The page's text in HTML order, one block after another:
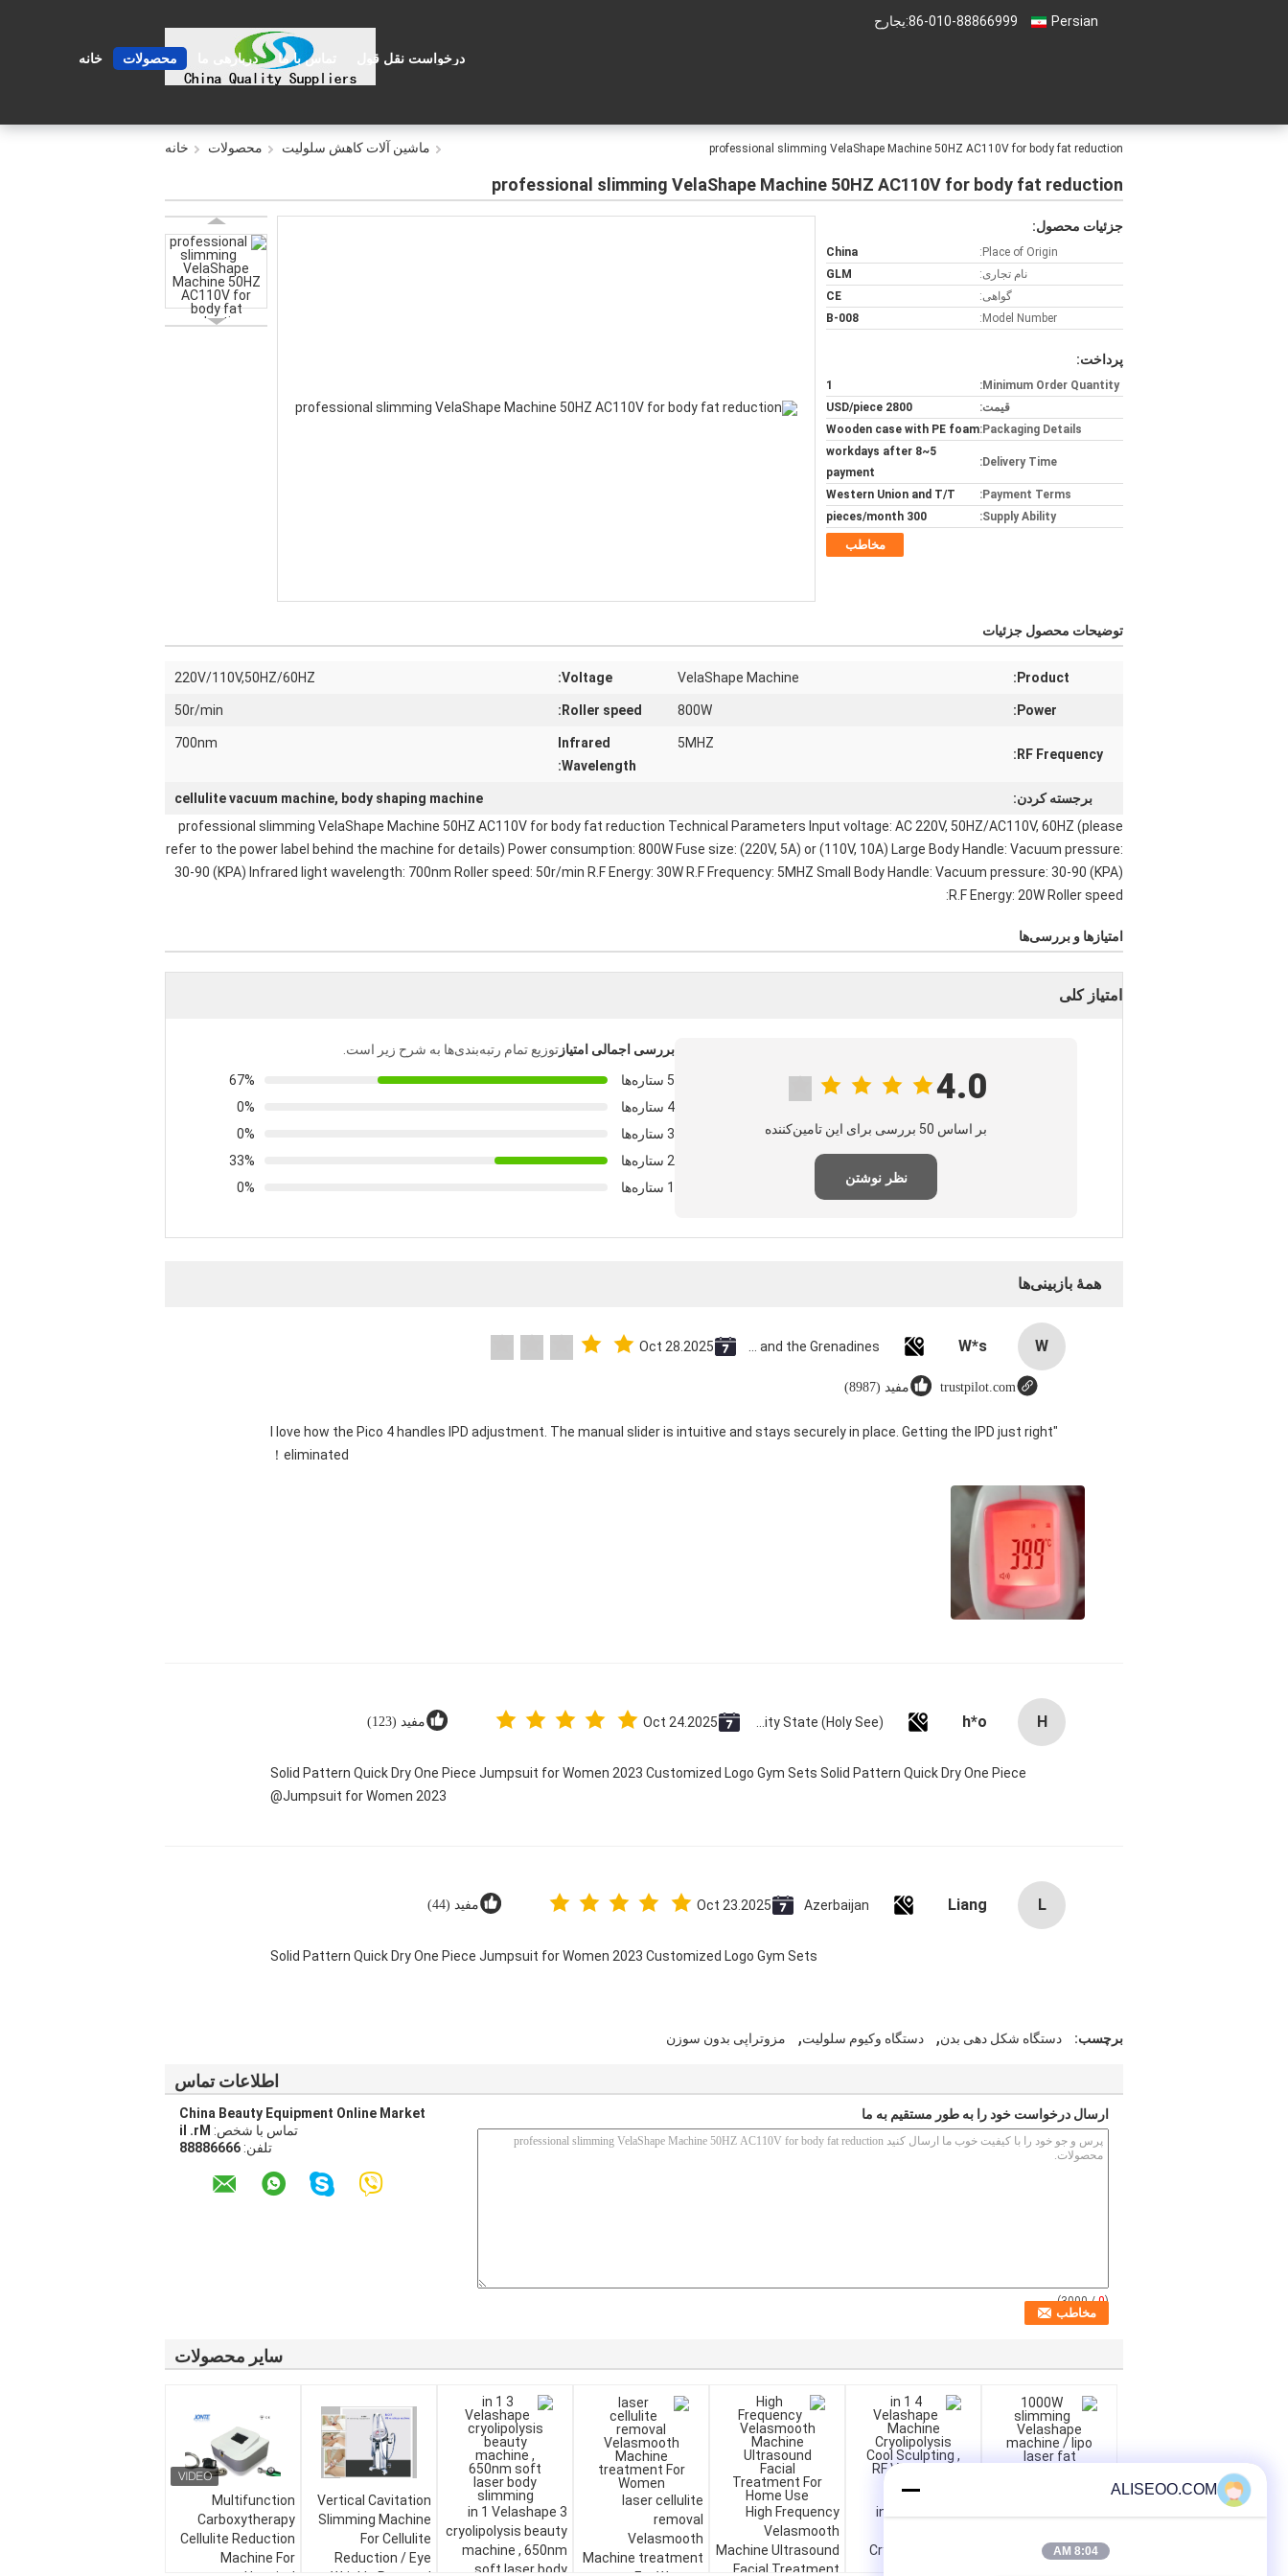
Persian حراجی:86-010-88866999
خانه محصولات دربارهی ما تماس با ما درخواست نقل قول
خانه محصولات ماشین آلات کاهش سلولیت professional slimming VelaShape Machine 50HZ AC110V for body fat reduction
professional slimming VelaShape Machine 50HZ AC110V for body fat reduction
جزئیات محصول:
Place of Origin:
China
نام تجاری:
GLM
گواهی:
CE
Model Number:
B-008
پرداخت:
Minimum Order Quantity:
1
قیمت:
2800 USD/piece
Packaging Details:
Wooden case with PE foam
Delivery Time:
5~8 workdays after
payment
Payment Terms:
Western Union and T/T
Supply Ability:
300 pieces/month
مخاطب
توضیحات محصول جزئیات
Product:
VelaShape Machine
Voltage:
220V/110V,50HZ/60HZ
Power:
800W
Roller speed:
50r/min
RF Frequency:
5MHZ
Infrared
Wavelength:
700nm
برجسته کردن:
cellulite vacuum machine, body shaping machine
professional slimming VelaShape Machine 50HZ AC110V for body fat reduction Technical Parameters Input voltage: AC 220V, 50HZ/AC110V, 60HZ (please
refer to the power label behind the machine for details) Power consumption: 800W Fuse size: (220V, 5A) or (110V, 10A) Large Body Handle: Vacuum pressure:
30-90 (KPA) Infrared light wavelength: 700nm Roller speed: 50r/min R.F Energy: 30W R.F Frequency: 5MHZ Small Body Handle: Vacuum pressure: 30-90 (KPA)
R.F Energy: 20W Roller speed:
امتیازها و بررسی‌ها
امتیاز کلی
4.0
بر اساس 50 بررسی برای این تامین‌کننده
نظر نوشتن
بررسی اجمالی امتیاز توزیع تمام رتبه‌بندی‌ها به شرح زیر است.
5 ستاره‌ها
67%
4 ستاره‌ها
0%
3 ستاره‌ها
0%
2 ستاره‌ها
33%
1 ستاره‌ها
0%
همهٔ بازبینی‌ها
W
W*s
Oct 28.2025
trustpilot.com مفید (8987)
"I love how the Pico 4 handles IPD adjustment. The manual slider is intuitive and stays securely in place. Getting the IPD just right
eliminated！
H
h*o
Oct 24.2025 مفید (123)
Solid Pattern Quick Dry One Piece Jumpsuit for Women 2023 Customized Logo Gym Sets Solid Pattern Quick Dry One Piece
Jumpsuit for Women 2023@
L
Liang
Azerbaijan
Oct 23.2025 مفید (44)
Solid Pattern Quick Dry One Piece Jumpsuit for Women 2023 Customized Logo Gym Sets
برچسب: دستگاه شکل دهی بدن, دستگاه وکیوم سلولیت, مزوتراپی بدون سوزن
اطلاعات تماس
China Beauty Equipment Online Market
تماس با شخص: Mr. li
تلفن: 66668888
ارسال درخواست خود را به طور مستقیم به ما
(
0
/ 3000)
سایر محصولات
Multifunction
Carboxytherapy
Cellulite Reduction
Machine For
Vertical Cavitation
Slimming Machine
For Cellulite
Reduction / Eye
3 in 1 Velashape
cryolipolysis beauty
machine , 650nm
soft laser body
laser cellulite
removal
Velasmooth
Machine treatment
High Frequency
Velasmooth
Machine Ultrasound
Facial Treatment
4 in 1 Velashape
Cryolipolysis Cool
Velashape machine
reduction
ALISEOO.COM
8:04 AM